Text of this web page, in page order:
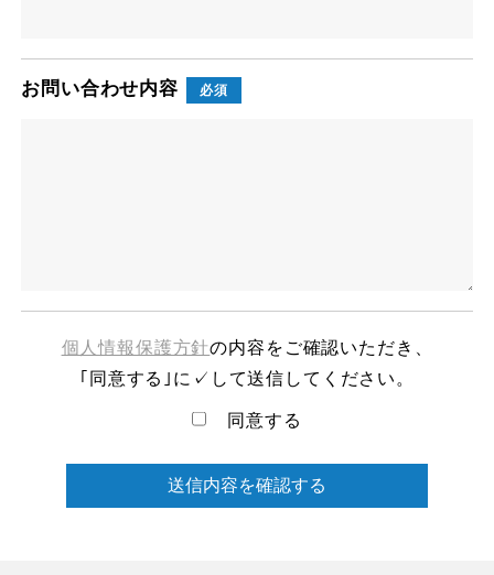
お問い合わせ内容 必須
個人情報保護方針の内容をご確認いただき、
｢同意する｣に✓して送信してください。
同意する